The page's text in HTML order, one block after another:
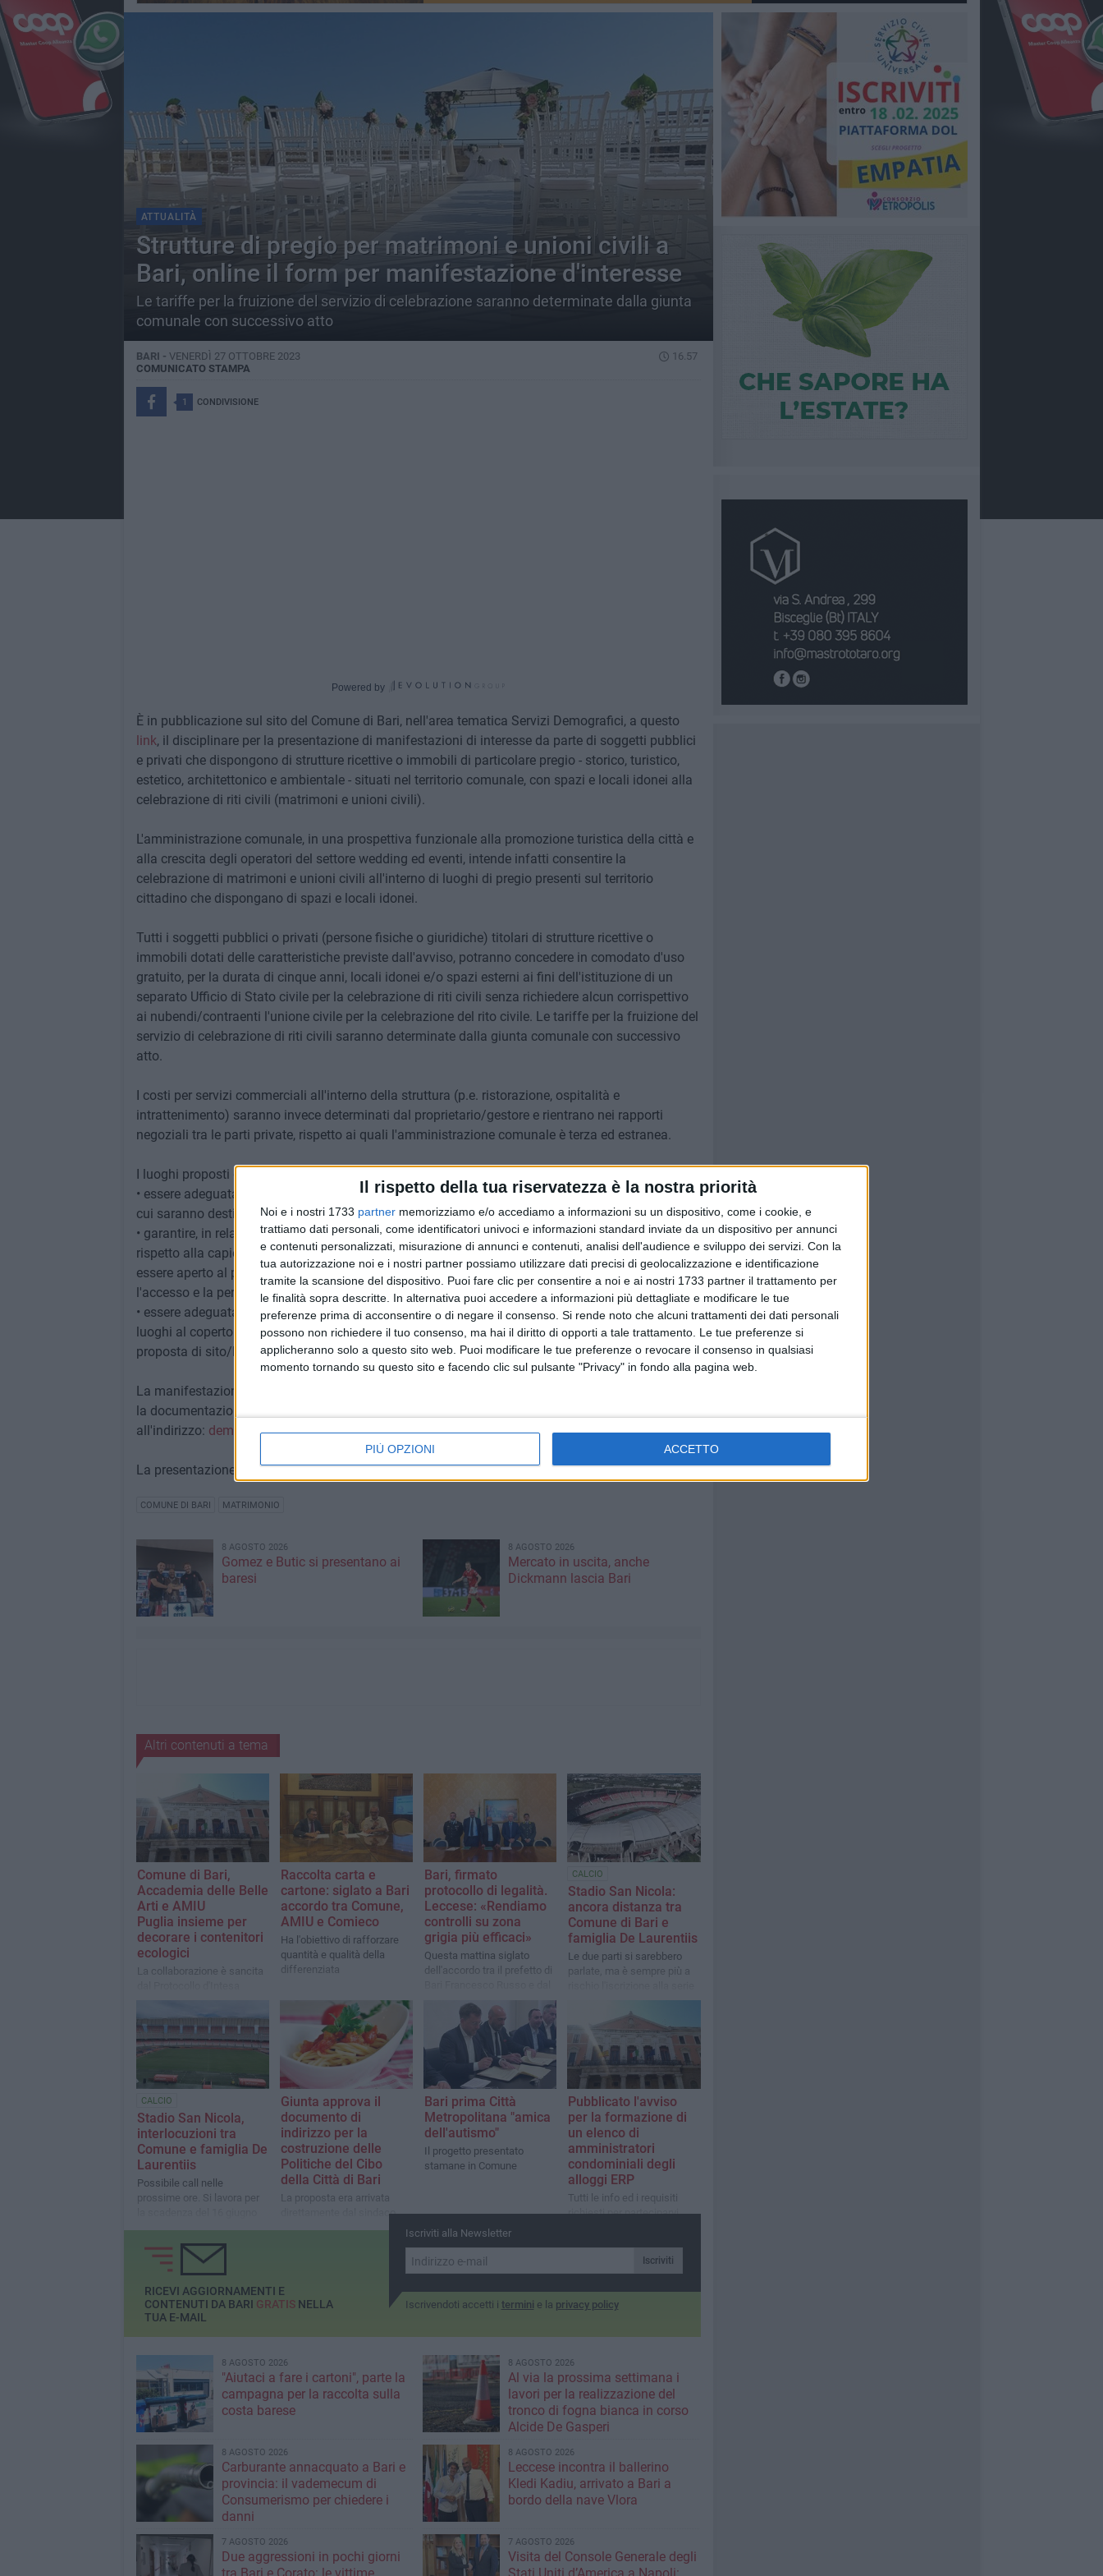
Il rispetto della tua riservatezza è la nostra priorità
Noi e i nostri 1733 partner memorizziamo e/o accediamo a informazioni su un dispositivo, come i cookie, e
trattiamo dati personali, come identificatori univoci e informazioni standard inviate da un dispositivo per annunci
e contenuti personalizzati, misurazione di annunci e contenuti, analisi dell'audience e sviluppo dei servizi. Con la
tua autorizzazione noi e i nostri partner possiamo utilizzare dati precisi di geolocalizzazione e identificazione
tramite la scansione del dispositivo. Puoi fare clic per consentire a noi e ai nostri 1733 partner il trattamento per
le finalità sopra descritte. In alternativa puoi accedere a informazioni più dettagliate e modificare le tue
preferenze prima di acconsentire o di negare il consenso. Si rende noto che alcuni trattamenti dei dati personali
possono non richiedere il tuo consenso, ma hai il diritto di opporti a tale trattamento. Le tue preferenze si
applicheranno solo a questo sito web. Puoi modificare le tue preferenze o revocare il consenso in qualsiasi
momento tornando su questo sito e facendo clic sul pulsante "Privacy" in fondo alla pagina web.
PIÙ OPZIONI ACCETTO
ATTUALITÀ
Strutture di pregio per matrimoni e unioni civili a
Bari, online il form per manifestazione d'interesse
Le tariffe per la fruizione del servizio di celebrazione saranno determinate dalla giunta
comunale con successivo atto
BARI - VENERDÌ 27 OTTOBRE 2023
16.57
COMUNICATO STAMPA
1 CONDIVISIONE
Powered by
È in pubblicazione sul sito del Comune di Bari, nell'area tematica Servizi Demografici, a questo
link, il disciplinare per la presentazione di manifestazioni di interesse da parte di soggetti pubblici
e privati che dispongono di strutture ricettive o immobili di particolare pregio - storico, turistico,
estetico, architettonico e ambientale - situati nel territorio comunale, con spazi e locali idonei alla
celebrazione di riti civili (matrimoni e unioni civili).
L'amministrazione comunale, in una prospettiva funzionale alla promozione turistica della città e
alla crescita degli operatori del settore wedding ed eventi, intende infatti consentire la
celebrazione di matrimoni e unioni civili all'interno di luoghi di pregio presenti sul territorio
cittadino che dispongano di spazi e locali idonei.
Tutti i soggetti pubblici o privati (persone fisiche o giuridiche) titolari di strutture ricettive o
immobili dotati delle caratteristiche previste dall'avviso, potranno concedere in comodato d'uso
gratuito, per la durata di cinque anni, locali idonei e/o spazi esterni ai fini dell'istituzione di un
separato Ufficio di Stato civile per la celebrazione di riti civili senza richiedere alcun corrispettivo
ai nubendi/contraenti l'unione civile per la celebrazione del rito civile. Le tariffe per la fruizione del
servizio di celebrazione di riti civili saranno determinate dalla giunta comunale con successivo
atto.
I costi per servizi commerciali all'interno della struttura (p.e. ristorazione, ospitalità e
intrattenimento) saranno invece determinati dal proprietario/gestore e rientrano nei rapporti
negoziali tra le parti private, rispetto ai quali l'amministrazione comunale è terza ed estranea.
I luoghi proposti dovranno rispondere ai requisiti di seguito elencati:
• essere adeguatamente decorosi e prestigiosi in relazione alla funzione pubblica e istituzionale
cui saranno destinati, e comunque confacenti alla solennità della circostanza;
• garantire, in relazione alle dimensioni e agli spazi, un corretto svolgimento di ogni rito civile
rispetto alla capienza massima dichiarata, tenendo presente che lo spazio individuato dovrà
essere aperto al pubblico e privo di barriere architettoniche o di altro ostacolo che possa impedire
l'accesso e la permanenza in occasione del rito civile;
• essere adeguatamente arredati e attrezzati per la celebrazione dei riti civili, con la disponibilità di
luoghi al coperto dove trasferire la cerimonia in caso di condizioni climatiche avverse, in caso di
proposta di sito/locali/area all'aperto.
La manifestazione di interesse, redatta secondo il modello disponibile sul sito, corredata di tutta
la documentazione necessaria, dovrà pervenire al Comune di Bari, mediante invio a mezzo pec
all'indirizzo: demografici.comunebari@pec.rupar.puglia.it.
La presentazione delle manifestazioni di interesse potrà avvenire durante tutto l'anno.
COMUNE DI BARI MATRIMONIO
8 AGOSTO 2026
Gomez e Butic si presentano ai
baresi
8 AGOSTO 2026
Mercato in uscita, anche
Dickmann lascia Bari
Altri contenuti a tema
Comune di Bari,
Accademia delle Belle
Arti​ e AMIU
Puglia insieme per
decorare i contenitori
ecologici
La collaborazione è sancita
Raccolta carta e
cartone: siglato a Bari
accordo tra Comune,
AMIU e Comieco
Ha l'obiettivo di rafforzare
quantità e qualità della
differenziata
Bari, firmato
protocollo di legalità.
Leccese: «Rendiamo
controlli su zona
grigia più efficaci»
Questa mattina siglato
dell'accordo tra il prefetto di
sindaco Vito Leccese
CALCIO
Stadio San Nicola:
ancora distanza tra
Comune di Bari e
famiglia De Laurentiis
Le due parti si sarebbero
parlate, ma è sempre più a
CALCIO
Stadio San Nicola,
interlocuzioni tra
Comune e famiglia De
Laurentiis
Possibile call nelle
prossime ore. Si lavora per
Giunta approva il
documento di
indirizzo per la
costruzione delle
Politiche del Cibo
della Città di Bari
La proposta era arrivata
direttamente dal sindaco
Vito Leccese
Bari prima Città
Metropolitana "amica
dell'autismo"
Il progetto presentato
stamane in Comune
Pubblicato l'avviso
per la formazione di
un elenco di
amministratori
condominiali degli
alloggi ERP
Tutti le info ed i requisiti
richiesti per parteciparvi
Iscriviti alla Newsletter
Iscriviti
Iscrivendoti accetti i termini e la privacy policy
RICEVI AGGIORNAMENTI E
CONTENUTI DA BARI GRATISNELLA
TUA E-MAIL
8 AGOSTO 2026
"Aiutaci a fare i cartoni", parte la
campagna per la raccolta sulla
costa barese
8 AGOSTO 2026
Al via la prossima settimana i
lavori per la realizzazione del
tronco di fogna bianca in corso
Alcide De Gasperi
8 AGOSTO 2026
Carburante annacquato a Bari e
provincia: il vademecum di
Consumerismo per chiedere i
danni
8 AGOSTO 2026
Leccese incontra il ballerino
Kledi Kadiu, arrivato a Bari a
bordo della nave Vlora
7 AGOSTO 2026
Due aggressioni in pochi giorni
7 AGOSTO 2026
Visita del Console Generale degli